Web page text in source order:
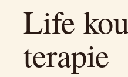
Life
terapie